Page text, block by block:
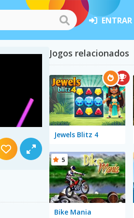
ENTRAR
Jogos relacionados
Jewels Blitz 4
Bike Mania
5